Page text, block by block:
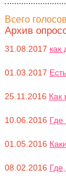
Всего
Архив
31.08.2017 как
01.03.2017
25.11.2016 Как
10.06.2016 Где
01.05.2016
08.02.2016